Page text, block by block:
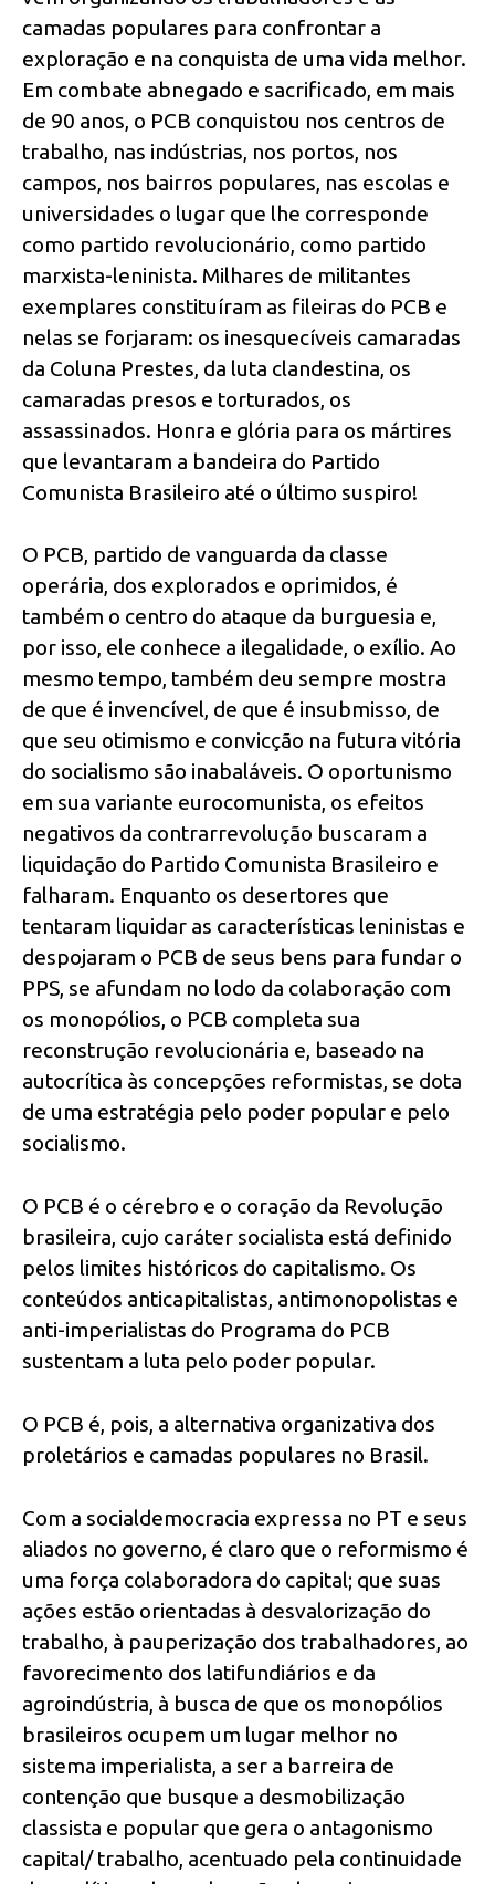
camadas populares para confrontar a
exploração e na conquista de uma vida melhor.
Em combate abnegado e sacrificado, em mais
de 90 anos, o PCB conquistou nos centros de
trabalho, nas indústrias, nos portos, nos
campos, nos bairros populares, nas escolas e
universidades o lugar que lhe corresponde
como partido revolucionário, como partido
marxista-leninista. Milhares de militantes
exemplares constituíram as fileiras do PCB e
nelas se forjaram: os inesquecíveis camaradas
da Coluna Prestes, da luta clandestina, os
camaradas presos e torturados, os
assassinados. Honra e glória para os mártires
que levantaram a bandeira do Partido
Comunista Brasileiro até o último suspiro!
O PCB, partido de vanguarda da classe
operária, dos explorados e oprimidos, é
também o centro do ataque da burguesia e,
por isso, ele conhece a ilegalidade, o exílio. Ao
mesmo tempo, também deu sempre mostra
de que é invencível, de que é insubmisso, de
que seu otimismo e convicção na futura vitória
do socialismo são inabaláveis. O oportunismo
em sua variante eurocomunista, os efeitos
negativos da contrarrevolução buscaram a
liquidação do Partido Comunista Brasileiro e
falharam. Enquanto os desertores que
tentaram liquidar as características leninistas e
despojaram o PCB de seus bens para fundar o
PPS, se afundam no lodo da colaboração com
os monopólios, o PCB completa sua
reconstrução revolucionária e, baseado na
autocrítica às concepções reformistas, se dota
de uma estratégia pelo poder popular e pelo
socialismo.
O PCB é o cérebro e o coração da Revolução
brasileira, cujo caráter socialista está definido
pelos limites históricos do capitalismo. Os
conteúdos anticapitalistas, antimonopolistas e
anti-imperialistas do Programa do PCB
sustentam a luta pelo poder popular.
O PCB é, pois, a alternativa organizativa dos
proletários e camadas populares no Brasil.
Com a socialdemocracia expressa no PT e seus
aliados no governo, é claro que o reformismo é
uma força colaboradora do capital; que suas
ações estão orientadas à desvalorização do
trabalho, à pauperização dos trabalhadores, ao
favorecimento dos latifundiários e da
agroindústria, à busca de que os monopólios
brasileiros ocupem um lugar melhor no
sistema imperialista, a ser a barreira de
contenção que busque a desmobilização
classista e popular que gera o antagonismo
capital/ trabalho, acentuado pela continuidade